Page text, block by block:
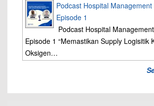
Podcast Hospital Management
Episode 1
Podcast Hospital
Episode 1 “Memastikan Supply Logisitik
Oksigen…